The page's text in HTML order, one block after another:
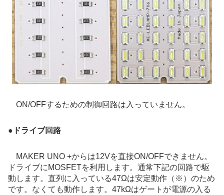
ON/OFFするための制御回路は入っていません。
● ドライブ回路
MAKER UNO +からは12Vを直接ON/OFFできません。
ドライブにMOSFETを利用します。通常下記の回路で駆
動します。直列に入っている47Ωは安定動作（※）のため
です。なくても動作します。47kΩはゲートが電源の入る